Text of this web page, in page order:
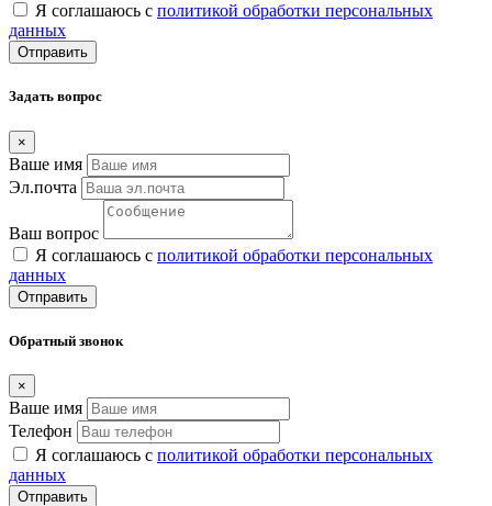
Я соглашаюсь с политикой обработки персональных
данных
Отправить
Задать вопрос
×
Ваше имя
Эл.почта
Ваш вопрос
Я соглашаюсь с политикой обработки персональных
данных
Отправить
Обратный звонок
×
Ваше имя
Телефон
Я соглашаюсь с политикой обработки персональных
данных
Отправить